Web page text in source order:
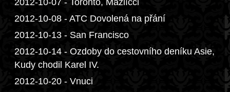
2012-10-07 - Toronto, Mazlíčci
2012-10-08 - ATC Dovolená na přání
2012-10-13 - San Francisco
2012-10-14 - Ozdoby do cestovního deníku Asie,
Kudy chodil Karel IV.
2012-10-20 - Vnuci